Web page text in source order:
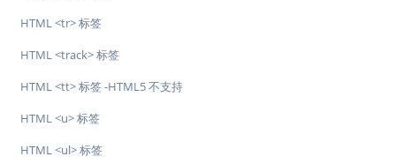
HTML <tr> 标签
HTML <track> 标签
HTML <tt> 标签 -HTML5 不支持
HTML <u> 标签
HTML <ul> 标签